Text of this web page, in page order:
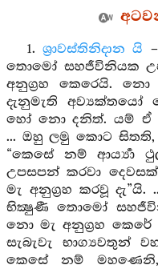
1. ශ්‍රාවස්තිනිදාන යි
තොමෝ සහජීවිනියක
අනුග්‍රහ කෙරෙයි.
දැනුමැති
හෝ නො දනිත්. යම් ඒ
... ඔහු ලමු කොට
“කෙසේ නම් ආර්‍ය්‍යා
උපසපන් කරවා
මැ අනුග්‍රහ කරවූ
භික්‍ෂුණී තොමෝ
නො මැ අනුග්‍රහ කෙරේ
සැබැවැ භාග්‍යවතුන්
කෙසේ නම්